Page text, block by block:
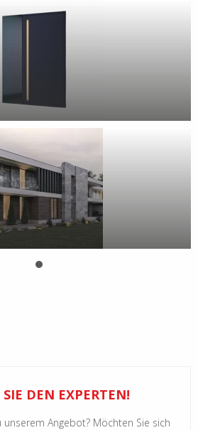
SIE DEN EXPERTEN!
unserem Angebot? Möchten Sie sich